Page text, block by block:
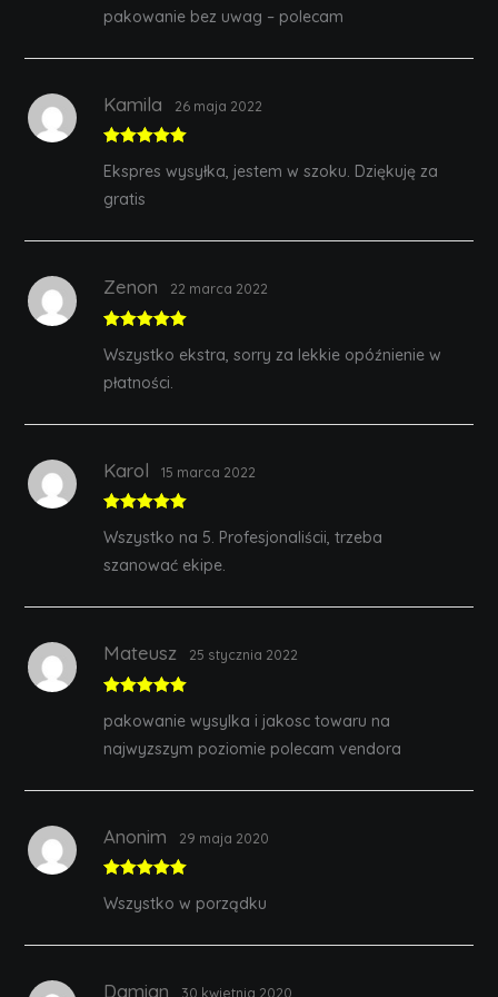
pakowanie bez uwag – polecam
of 5
Kamila 26 maja 2022
Ekspres wysyłka, jestem w szoku. Dziękuję za
gratis
of 5
Zenon 22 marca 2022
Wszystko ekstra, sorry za lekkie opóźnienie w
płatności.
of 5
Karol 15 marca 2022
Wszystko na 5. Profesjonaliścii, trzeba
szanować ekipe.
of 5
Mateusz 25 stycznia 2022
pakowanie wysylka i jakosc towaru na
najwyzszym poziomie polecam vendora
of 5
Anonim 29 maja 2020
Wszystko w porządku
Damian 30 kwietnia 2020